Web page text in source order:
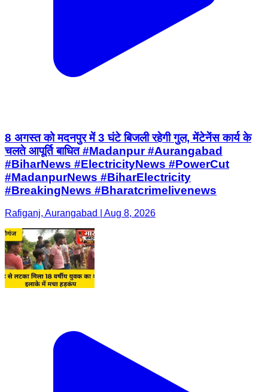
8 अगस्त को मदनपुर में 3 घंटे बिजली रहेगी गुल, मेंटेनेंस कार्य के
चलते आपूर्ति बाधित #Madanpur #Aurangabad
#BiharNews #ElectricityNews #PowerCut
#MadanpurNews #BiharElectricity
#BreakingNews #Bharatcrimelivenews
Rafiganj, Aurangabad | Aug 8, 2026